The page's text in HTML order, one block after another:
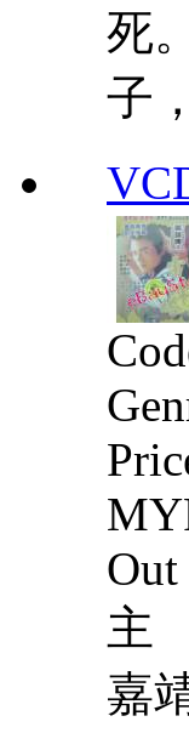
死
子
主
嘉